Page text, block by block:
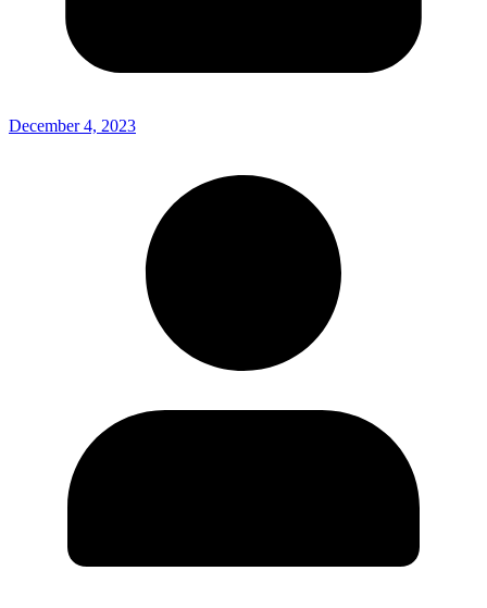
December 4, 2023